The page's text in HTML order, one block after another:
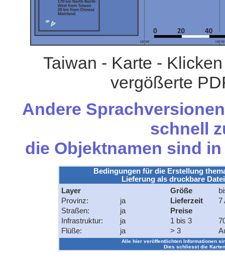
Taiwan - Karte -
vergößerte
Andere
schnell
die Objektnamen sind
Bedingungen für die Erstellung
Lieferung als druckbare
Layer
Provinz:
ja
Straßen:
ja
Infrastruktur:
ja
Flüße:
ja
Größe
Lieferzeit
7
Preise
1 bis 3
> 3
Alle hier veröffentlichten Informationen
Dies schliesst die